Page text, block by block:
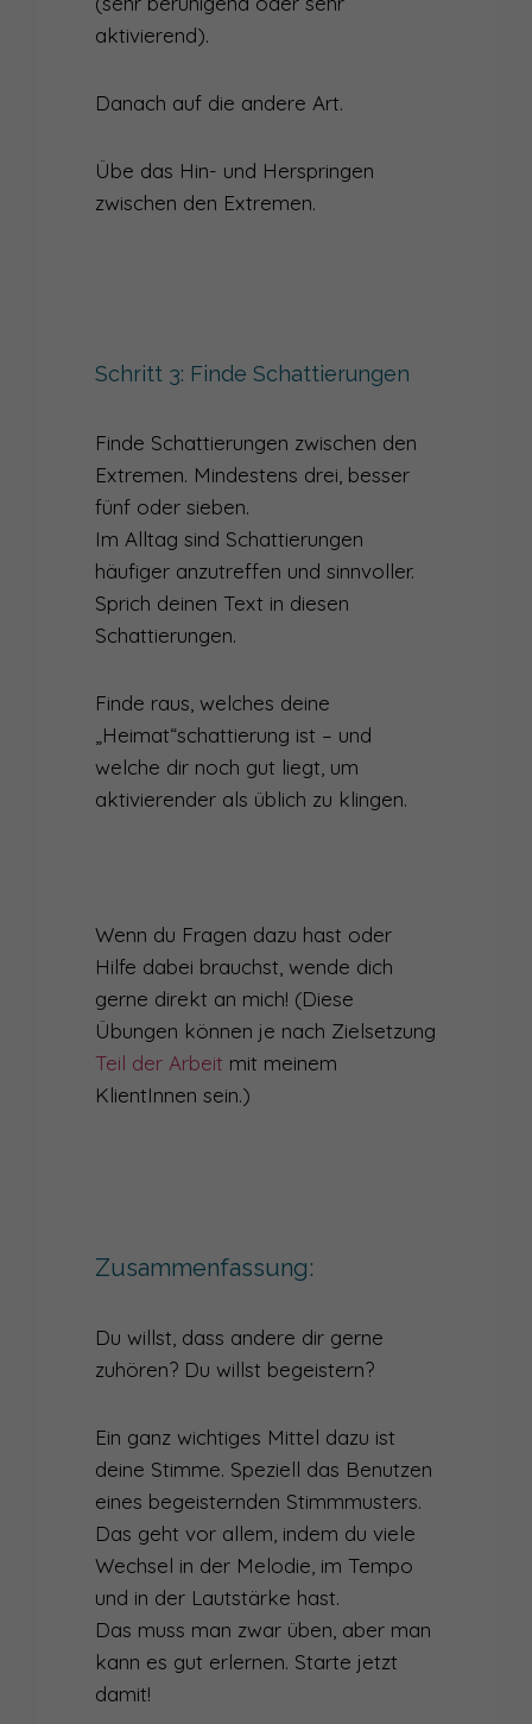
aktivierend).
Danach auf die andere Art.
Übe das Hin- und Herspringen
zwischen den Extremen.
Schritt 3: Finde Schattierungen
Finde Schattierungen zwischen den
Extremen. Mindestens drei, besser
fünf oder sieben.
Im Alltag sind Schattierungen
häufiger anzutreffen und sinnvoller.
Sprich deinen Text in diesen
Schattierungen.
Finde raus, welches deine
„Heimat“schattierung ist – und
welche dir noch gut liegt, um
aktivierender als üblich zu klingen.
Wenn du Fragen dazu hast oder
Hilfe dabei brauchst, wende dich
gerne direkt an mich! (Diese
Übungen können je nach Zielsetzung
Teil der Arbeit mit meinem
KlientInnen sein.)
Zusammenfassung:
Du willst, dass andere dir gerne
zuhören? Du willst begeistern?
Ein ganz wichtiges Mittel dazu ist
deine Stimme. Speziell das Benutzen
eines begeisternden Stimmmusters.
Das geht vor allem, indem du viele
Wechsel in der Melodie, im Tempo
und in der Lautstärke hast.
Das muss man zwar üben, aber man
kann es gut erlernen. Starte jetzt
damit!